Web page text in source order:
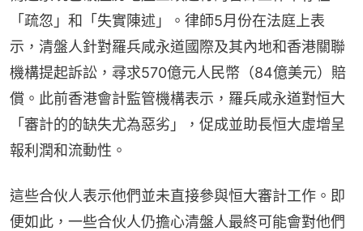
「疏忽」和「失實陳述」。律師5月份在法庭上表
示，清盤人針對羅兵咸永道國際及其內地和香港關聯
機構提起訴訟，尋求570億元人民幣（84億美元）賠
償。此前香港會計監管機構表示，羅兵咸永道對恒大
「審計的的缺失尤為惡劣」，促成並助長恒大虛增呈
報利潤和流動性。
這些合伙人表示他們並未直接參與恒大審計工作。即
便如此，一些合伙人仍擔心清盤人最終可能會對他們